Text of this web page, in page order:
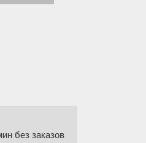
без заказов